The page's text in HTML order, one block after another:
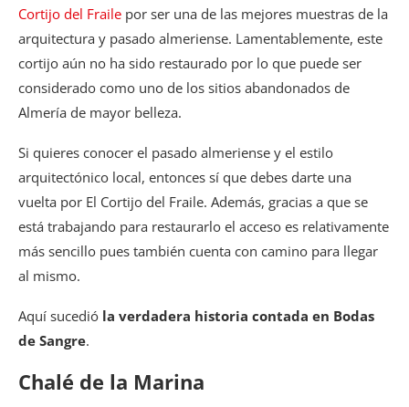
Cortijo del Fraile por ser una de las mejores muestras de la
arquitectura y pasado almeriense. Lamentablemente, este
cortijo aún no ha sido restaurado por lo que puede ser
considerado como uno de los sitios abandonados de
Almería de mayor belleza.
Si quieres conocer el pasado almeriense y el estilo
arquitectónico local, entonces sí que debes darte una
vuelta por El Cortijo del Fraile. Además, gracias a que se
está trabajando para restaurarlo el acceso es relativamente
más sencillo pues también cuenta con camino para llegar
al mismo.
Aquí sucedió la verdadera historia contada en Bodas
de Sangre.
Chalé de la Marina